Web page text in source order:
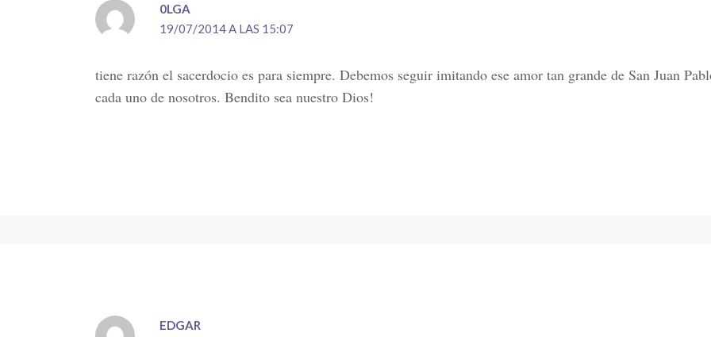
0LGA
19/07/2014 A LAS 15:07
tiene razón el sacerdocio es para siempre. Debemos seguir imitando ese amor tan grande de San Juan
cada uno de nosotros. Bendito sea nuestro Dios!
EDGAR